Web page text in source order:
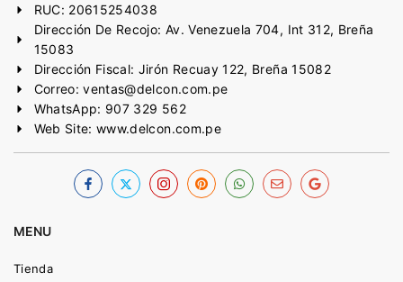
RUC: 20615254038
Dirección De Recojo: Av. Venezuela 704, Int 312, Breña
15083
Dirección Fiscal: Jirón Recuay 122, Breña 15082
Correo: ventas@delcon.com.pe
WhatsApp: 907 329 562
Web Site: www.delcon.com.pe
MENU
Tienda